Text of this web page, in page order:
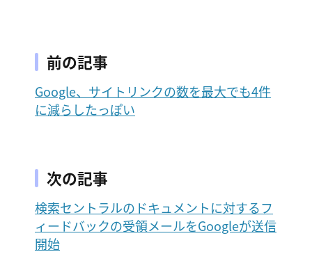
前の記事
Google、サイトリンクの数を最大でも4件
に減らしたっぽい
次の記事
検索セントラルのドキュメントに対するフ
ィードバックの受領メールをGoogleが送信
開始